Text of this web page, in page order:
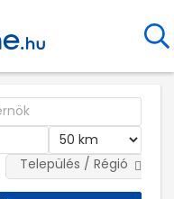
Település / Régió